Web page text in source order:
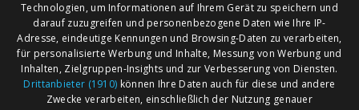
Technologien, um Informationen auf Ihrem Gerät zu speichern und
darauf zuzugreifen und personenbezogene Daten wie Ihre IP-
Adresse, eindeutige Kennungen und Browsing-Daten zu verarbeiten,
für personalisierte Werbung und Inhalte, Messung von Werbung und
Inhalten, Zielgruppen-Insights und zur Verbesserung von Diensten.
Drittanbieter (1910) können Ihre Daten auch für diese und andere
Zwecke verarbeiten, einschließlich der Nutzung genauer